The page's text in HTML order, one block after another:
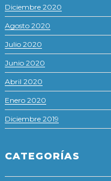
Diciembre 2020
Agosto 2020
Julio 2020
Junio 2020
Abril 2020
Enero 2020
Diciembre 2019
CATEGORÍAS